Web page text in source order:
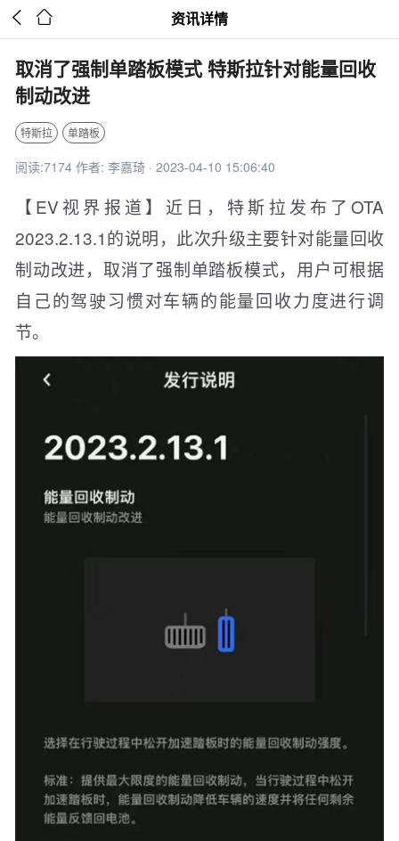
  资讯详情
取消了强制单踏板模式 特斯拉针对能量回收
制动改进
特斯拉 单踏板
阅读:7174 作者: 李嘉琦 · 2023-04-10 15:06:40
【EV视界报道】近日，特斯拉发布了OTA
2023.2.13.1的说明，此次升级主要针对能量回收
制动改进，取消了强制单踏板模式，用户可根据
自己的驾驶习惯对车辆的能量回收力度进行调
节。